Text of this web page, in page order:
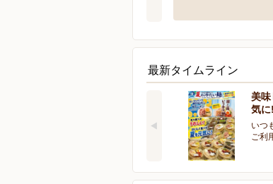
最新タイムライン
美味
気
いつ
ご利